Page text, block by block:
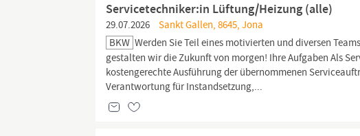
Servicetechniker:in Lüftung/Heizung (alle)
29.07.2026
Sankt Gallen, 8645, Jona
BKW Werden Sie Teil eines motivierten und diversen
gestalten wir die Zukunft von morgen! Ihre Aufgaben Als
kostengerechte Ausführung der übernommenen
Verantwortung für Instandsetzung,...